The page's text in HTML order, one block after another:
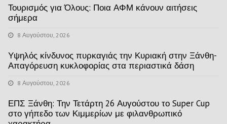
Τουρισμός για Όλους: Ποια ΑΦΜ κάνουν αιτήσεις
σήμερα
8 Αυγούστου, 2026
Υψηλός κίνδυνος πυρκαγιάς την Κυριακή στην Ξάνθη-
Απαγόρευση κυκλοφορίας στα περιαστικά δάση
8 Αυγούστου, 2026
ΕΠΣ Ξάνθη: Την Τετάρτη 26 Αυγούστου το Super Cup
στο γήπεδο των Κιμμερίων με φιλανθρωπικό